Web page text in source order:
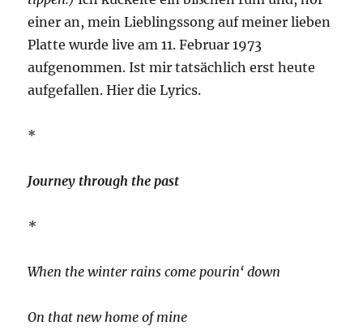
einer an, mein Lieblingssong auf meiner lieben
Platte wurde live am 11. Februar 1973
aufgenommen. Ist mir tatsächlich erst heute
aufgefallen. Hier die Lyrics.
*
Journey through the past
*
When the winter rains come pourin‘ down
On that new home of mine